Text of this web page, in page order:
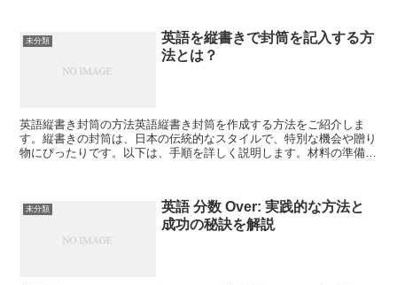
未分類
英語を縦書きで封筒を記入する方
法とは？
英語縦書き封筒の方法英語縦書き封筒を作成する方法をご紹介しま
す。縦書きの封筒は、日本の伝統的なスタイルで、特別な機会や贈り
物にぴったりです。以下は、手順を詳しく説明します。材料の準備ま
未分類
英語 分数 Over: 実践的な方法と
成功の秘訣を解説